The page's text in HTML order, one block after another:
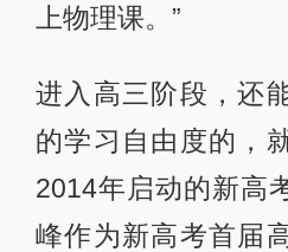
上物理课。”
进入高三阶段，还
的学习自由度的，
2014年启动的新高
峰作为新高考首届